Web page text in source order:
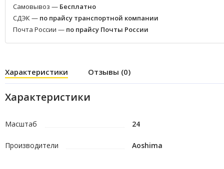
Самовывоз — Бесплатно
СДЭК — по прайсу транспортной компании
Почта России — по прайсу Почты России
Характеристики Отзывы (0)
Характеристики
Масштаб 24
Производители Aoshima